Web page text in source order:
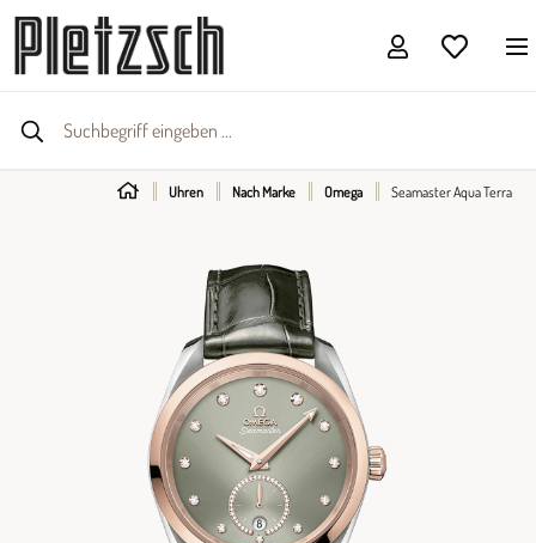
Uhren Nach Marke Omega Seamaster Aqua Terra